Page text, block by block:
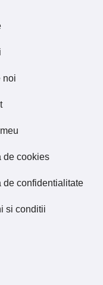
noi
de cookies
de confidentialitate
si conditii